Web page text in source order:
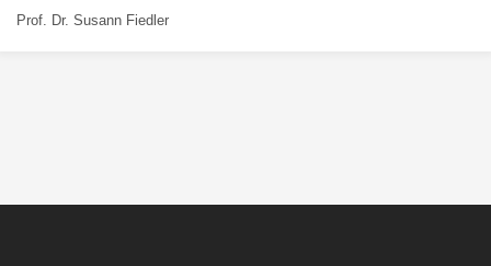
Prof. Dr. Susann Fiedler